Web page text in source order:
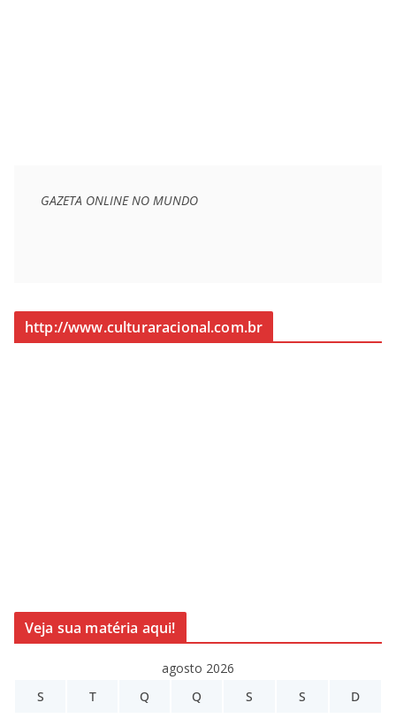
GAZETA ONLINE NO MUNDO
http://www.culturaracional.com.br
Veja sua matéria aqui!
agosto 2026
S
T Q Q S S D